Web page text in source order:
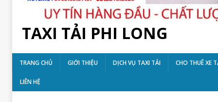
TAXI TẢI PHI LONG
TRANG CHỦ GIỚI THIỆU DỊCH VỤ TAXI TẢI CHO THUÊ XE
LIÊN HỆ